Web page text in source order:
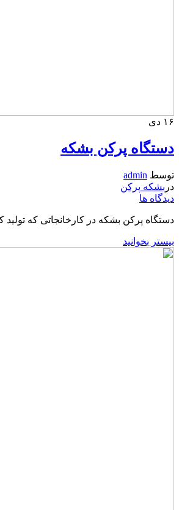
۱۶ دی
دستگاه پرکن بشکه
توسط admin
در بشکه پرکن
دیدگاه ها
دستگاه پرکن بشکه در کارخانجاتی که
بیستر بخوانید